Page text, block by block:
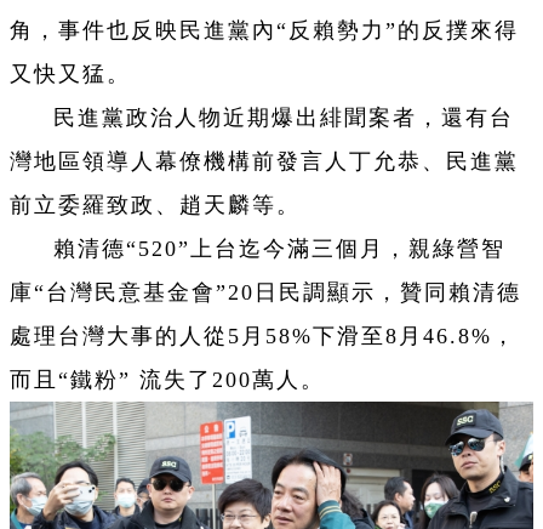
角，事件也反映民進黨內“反賴勢力”的反撲來得
又快又猛。
民進黨政治人物近期爆出緋聞案者，還有台
灣地區領導人幕僚機構前發言人丁允恭、民進黨
前立委羅致政、趙天麟等。
賴清德“520”上台迄今滿三個月，親綠營智
庫“台灣民意基金會”20日民調顯示，贊同賴清德
處理台灣大事的人從5月58%下滑至8月46.8%，
而且“鐵粉” 流失了200萬人。